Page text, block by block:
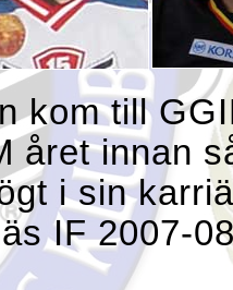
kom till
året innan
i sin
IF